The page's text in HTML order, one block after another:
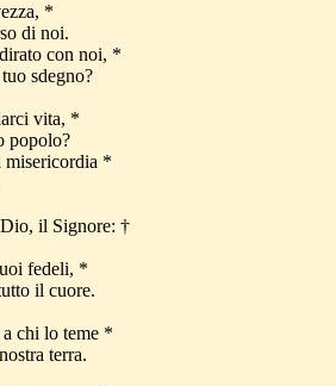
*
di noi.
con noi, *
sdegno?
vita, *
popolo?
misericordia *
il Signore: †
fedeli, *
il cuore.
chi lo teme *
terra.